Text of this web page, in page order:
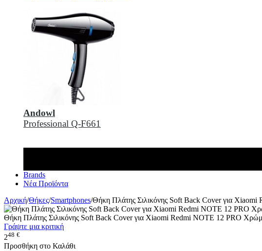
Andowl
Professional Q-F661
Brands
Νέα Προϊόντα
Αρχική/Θήκες/Smartphones/Θήκη Πλάτης Σιλικόνης Soft Back Cover για
Θήκη Πλάτης Σιλικόνης Soft Back Cover για Xiaomi Redmi NOTE 12 PRO
Γράψτε μια κριτική
248 €
Προσθήκη στο Καλάθι